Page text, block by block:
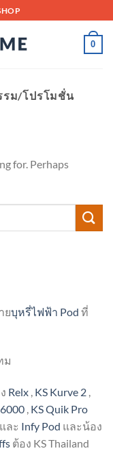
0
รม/โปรโมชั่น
for. Perhaps
ยบุหรี่ไฟฟ้า Pod ที่
ม
Relx , KS Kurve 2 ,
, KS Quik Pro
และ Infy Pod และน้อง
ต้อง KS Thailand